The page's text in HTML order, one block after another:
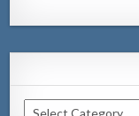
Categorianan